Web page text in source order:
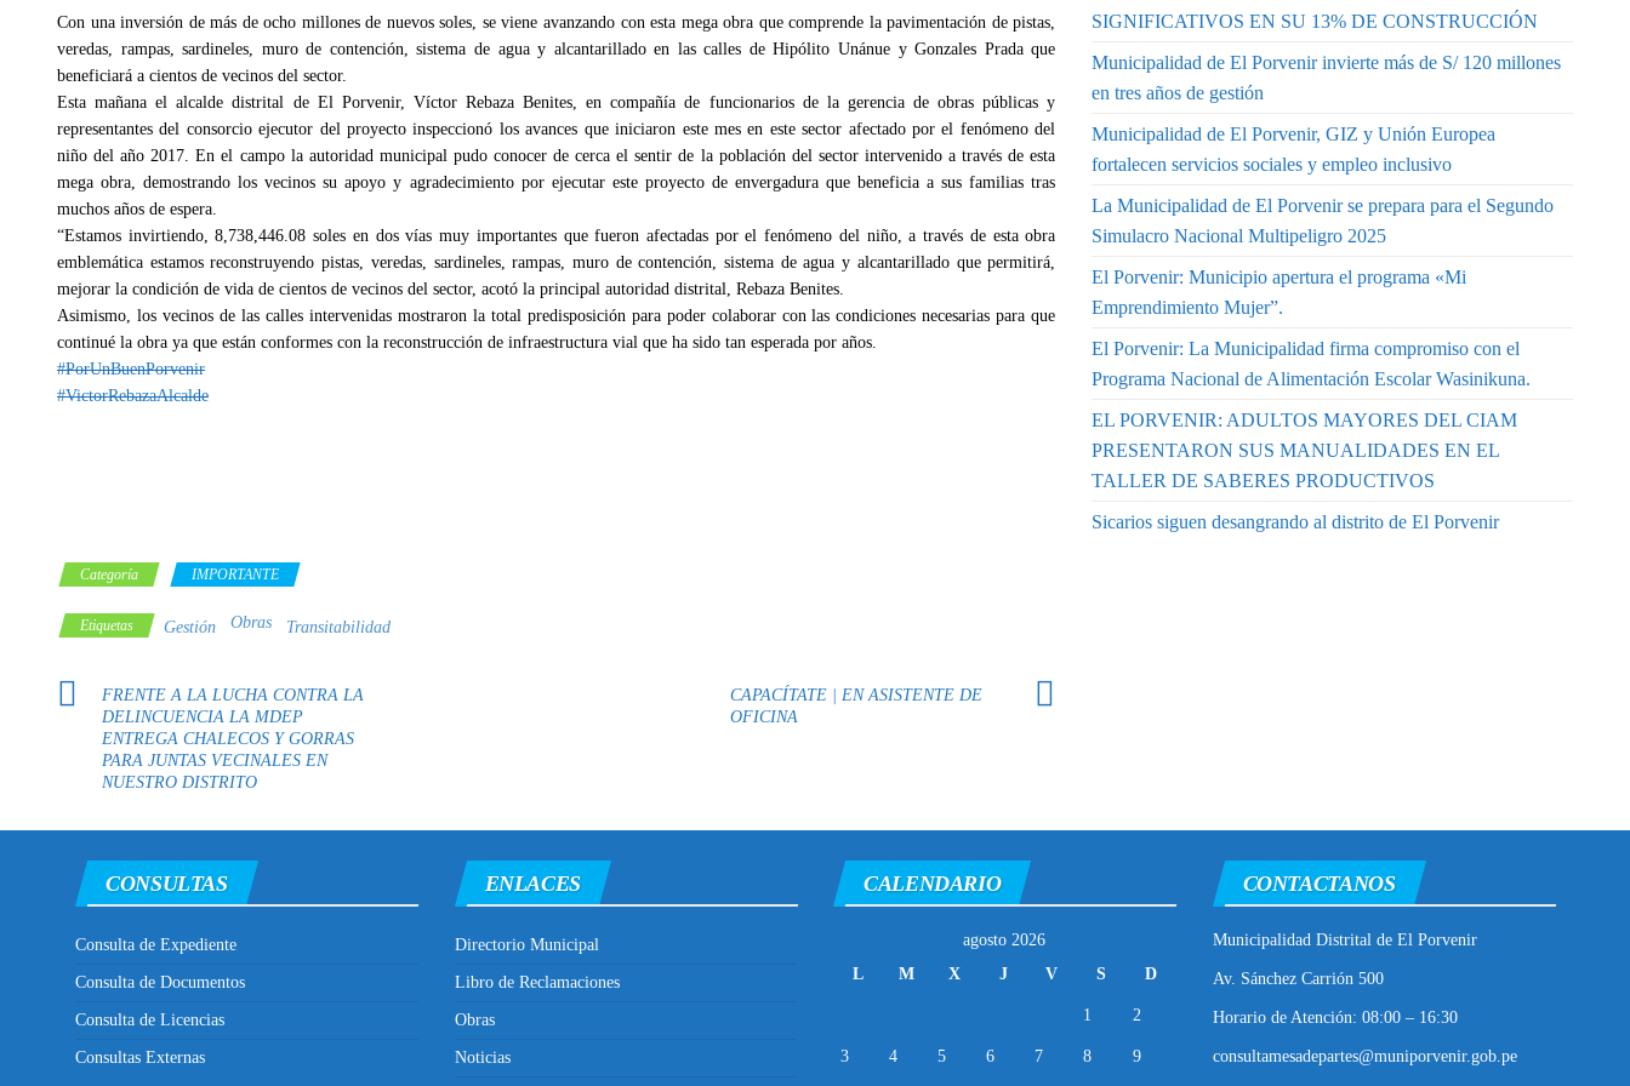
Con una inversión de más de ocho millones de nuevos soles, se viene avanzando con esta mega obra que comprende la pavimentación de pistas,
veredas, rampas, sardineles, muro de contención, sistema de agua y alcantarillado en las calles de Hipólito Unánue y Gonzales Prada que
beneficiará a cientos de vecinos del sector.
Esta mañana el alcalde distrital de El Porvenir, Víctor Rebaza Benites, en compañía de funcionarios de la gerencia de obras públicas y
representantes del consorcio ejecutor del proyecto inspeccionó los avances que iniciaron este mes en este sector afectado por el fenómeno del
niño del año 2017. En el campo la autoridad municipal pudo conocer de cerca el sentir de la población del sector intervenido a través de esta
mega obra, demostrando los vecinos su apoyo y agradecimiento por ejecutar este proyecto de envergadura que beneficia a sus familias tras
muchos años de espera.
“Estamos invirtiendo, 8,738,446.08 soles en dos vías muy importantes que fueron afectadas por el fenómeno del niño, a través de esta obra
emblemática estamos reconstruyendo pistas, veredas, sardineles, rampas, muro de contención, sistema de agua y alcantarillado que permitirá,
mejorar la condición de vida de cientos de vecinos del sector, acotó la principal autoridad distrital, Rebaza Benites.
Asimismo, los vecinos de las calles intervenidas mostraron la total predisposición para poder colaborar con las condiciones necesarias para que
continué la obra ya que están conformes con la reconstrucción de infraestructura vial que ha sido tan esperada por años.
#PorUnBuenPorvenir
#VictorRebazaAlcalde
Categoría IMPORTANTE
Etiquetas Gestión Obras Transitabilidad
FRENTE A LA LUCHA CONTRA LA
DELINCUENCIA LA MDEP
ENTREGA CHALECOS Y GORRAS
PARA JUNTAS VECINALES EN
NUESTRO DISTRITO
CAPACÍTATE | EN ASISTENTE DE
OFICINA
SIGNIFICATIVOS EN SU 13% DE CONSTRUCCIÓN
Municipalidad de El Porvenir invierte más de S/ 120 millones
en tres años de gestión
Municipalidad de El Porvenir, GIZ y Unión Europea
fortalecen servicios sociales y empleo inclusivo
La Municipalidad de El Porvenir se prepara para el Segundo
Simulacro Nacional Multipeligro 2025
El Porvenir: Municipio apertura el programa «Mi
Emprendimiento Mujer”.
El Porvenir: La Municipalidad firma compromiso con el
Programa Nacional de Alimentación Escolar Wasinikuna.
EL PORVENIR: ADULTOS MAYORES DEL CIAM
PRESENTARON SUS MANUALIDADES EN EL
TALLER DE SABERES PRODUCTIVOS
Sicarios siguen desangrando al distrito de El Porvenir
CONSULTAS
Consulta de Expediente
Consulta de Documentos
Consulta de Licencias
Consultas Externas
ENLACES
Directorio Municipal
Libro de Reclamaciones
Obras
Noticias
CALENDARIO
agosto 2026
L
M X J V S D
1 2
3 4 5 6 7 8 9
CONTACTANOS
Municipalidad Distrital de El Porvenir
Av. Sánchez Carrión 500
Horario de Atención: 08:00 – 16:30
consultamesadepartes@muniporvenir.gob.pe